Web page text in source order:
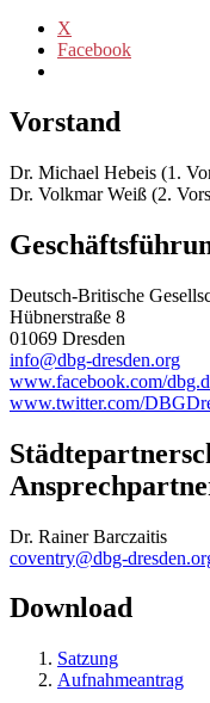
X
Facebook
Vorstand
Dr. Michael Hebeis (1.
Dr. Volkmar Weiß (2.
Deutsch-Britische
Hübnerstraße 8
01069 Dresden
info@dbg-dresden.org
www.facebook.com/
www.twitter.com/
Dr. Rainer Barczaitis
coventry@dbg-
Download
Satzung
Aufnahmeantrag